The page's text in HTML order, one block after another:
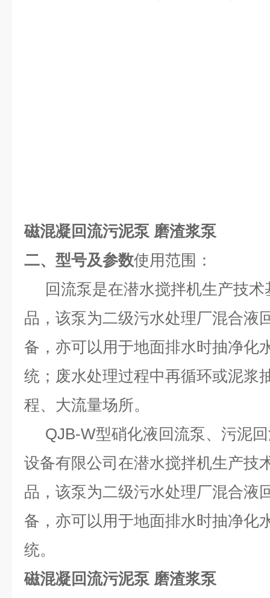
磁混凝回流污泥泵 磨渣浆泵
二、型号及参数使用范围：
回流泵是在潜水搅拌机生产技
品，该泵为二级污水处理厂混合液
备，亦可以用于地面排水时抽净化
统；废水处理过程中再循环或泥浆
程、大流量场所。
QJB-W型硝化液回流泵、污泥
设备有限公司在潜水搅拌机生产技
品，该泵为二级污水处理厂混合液
备，亦可以用于地面排水时抽净化
统。
磁混凝回流污泥泵 磨渣浆泵